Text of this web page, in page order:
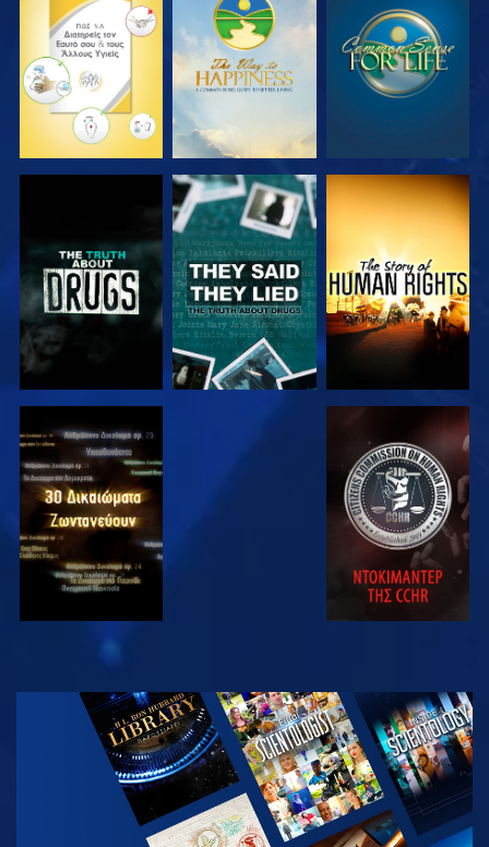
ΠΑΡΑΚΟΛΟΥΘΗΣΤΕ ΠΑΡΑΚΟΛΟΥΘΗΣΤΕ ΠΑΡΑΚΟΛΟΥΘΗΣΤΕ
ΠΑΡΑΚΟΛΟΥΘΗΣΤΕ ΠΑΡΑΚΟΛΟΥΘΗΣΤΕ ΠΑΡΑΚΟΛΟΥΘΗΣΤΕ
ΠΑΡΑΚΟΛΟΥΘΗΣΤΕ ΠΑΡΑΚΟΛΟΥΘΗΣΤΕ
ΠΑΡΑΚΟΛΟΥΘΗΣΤΕ
ΕΞΕΡΕΥΝΗΣΤΕ
ΤΗ ΣΕΙΡΑ